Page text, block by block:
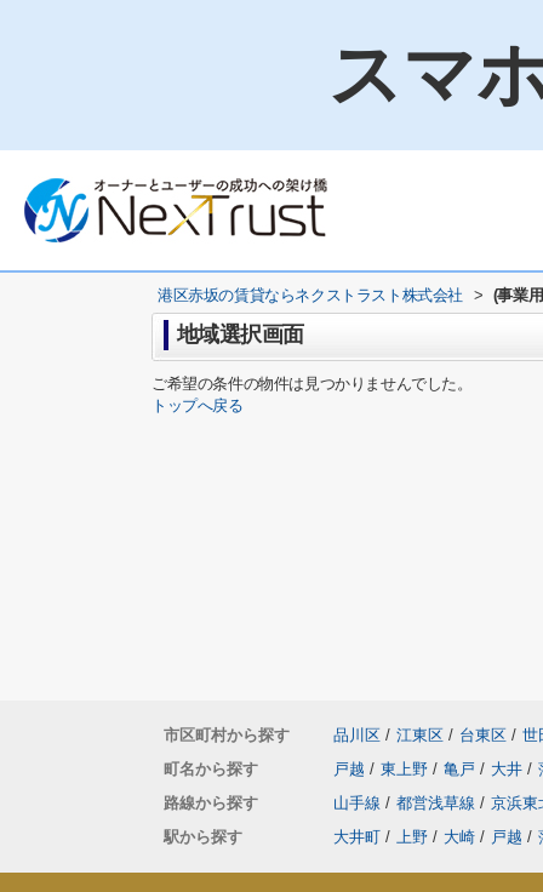
スマ
港区赤坂の賃貸ならネクストラスト株式会社 > (事業
地域選択画面
ご希望の条件の物件は見つかりませんでした。
トップへ戻る
市区町村から探す 品川区 / 江東区 / 台東区 / 世
町名から探す
戸越 / 東上野 / 亀戸 / 大井 /
路線から探す
山手線 / 都営浅草線 / 京浜
駅から探す
大井町 / 上野 / 大崎 / 戸越 /